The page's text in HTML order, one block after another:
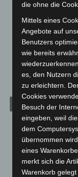
Gasleitung bei
beschädigt
5. August 2026
Anklage nach
3. August 2026
Kategorien
Blaulicht
Corona-News
Hannover und
Langenhagen
die ohne die
Mittels eines
Angebote auf
Benutzers
wie bereits
es, den Nutzern
zu erleichtern.
Cookies
Besuch der
eingeben, weil
dem
übernommen
eines
merkt sich die
Warenkorb